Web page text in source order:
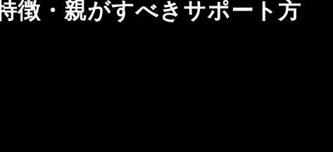
徴・親がすべきサポート方